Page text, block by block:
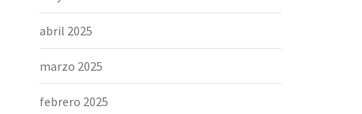
abril 2025
marzo 2025
febrero 2025